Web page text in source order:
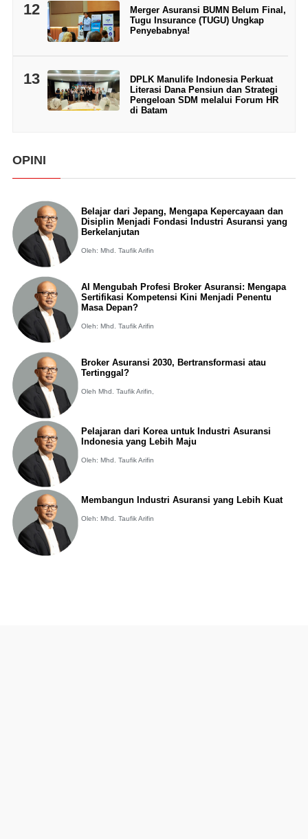
12
Merger Asuransi BUMN Belum Final,
Tugu Insurance (TUGU) Ungkap
Penyebabnya!
13
DPLK Manulife Indonesia Perkuat
Literasi Dana Pensiun dan Strategi
Pengeloan SDM melalui Forum HR
di Batam
OPINI
Belajar dari Jepang, Mengapa Kepercayaan dan
Disiplin Menjadi Fondasi Industri Asuransi yang
Berkelanjutan
Oleh: Mhd. Taufik Arifin
AI Mengubah Profesi Broker Asuransi: Mengapa
Sertifikasi Kompetensi Kini Menjadi Penentu
Masa Depan?
Oleh: Mhd. Taufik Arifin
Broker Asuransi 2030, Bertransformasi atau
Tertinggal?
Oleh Mhd. Taufik Arifin,
Pelajaran dari Korea untuk Industri Asuransi
Indonesia yang Lebih Maju
Oleh: Mhd. Taufik Arifin
Membangun Industri Asuransi yang Lebih Kuat
Oleh: Mhd. Taufik Arifin